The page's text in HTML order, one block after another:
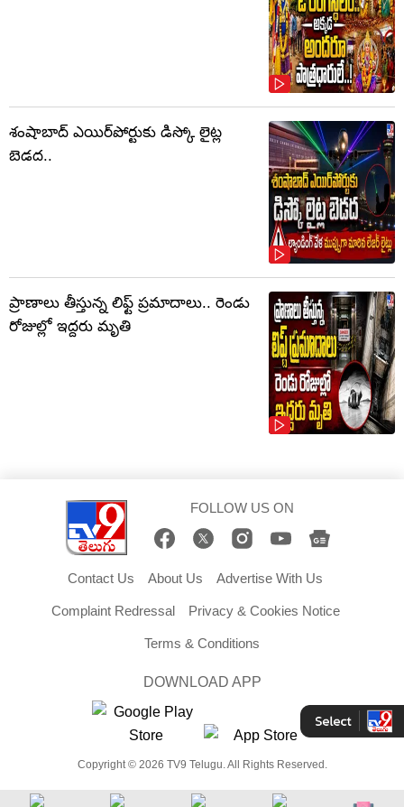
శంషాబాద్ ఎయిర్‌పోర్టుకు డిస్కో లైట్ల
బెడద..
ప్రాణాలు తీస్తున్న లిఫ్ట్‌ ప్రమాదాలు.. రెండు
రోజుల్లో ఇద్దరు మృతి
FOLLOW US ON
Contact Us About Us Advertise With Us
Complaint Redressal Privacy & Cookies Notice
Terms & Conditions
DOWNLOAD APP
Copyright © 2026 TV9 Telugu. All Rights Reserved.